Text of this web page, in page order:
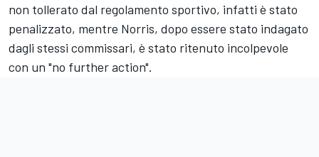
non tollerato dal regolamento sportivo, infatti è stato
penalizzato, mentre Norris, dopo essere stato indagato
dagli stessi commissari, è stato ritenuto incolpevole
con un "no further action".